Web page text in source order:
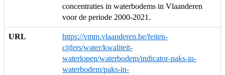
concentraties in waterbodems in Vlaanderen
voor de periode 2000-2021.
URL
https://vmm.vlaanderen.be/feiten-
cijfers/water/kwaliteit-
waterlopen/waterbodem/indicator-paks-in-
waterbodem/paks-in-